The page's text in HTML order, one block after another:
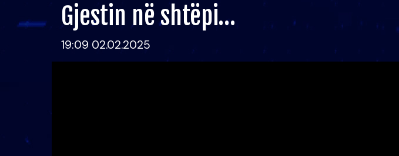
Gjestin në shtëpi…
19:09 02.02.2025